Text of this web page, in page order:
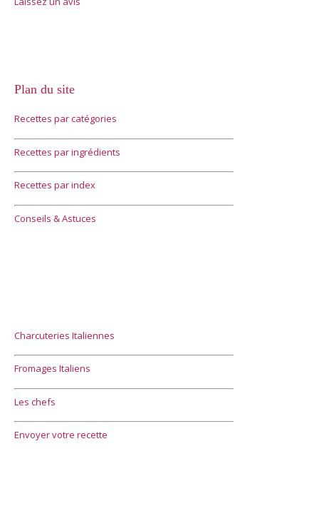
Plan du site
Recettes par catégories
Recettes par ingrédients
Recettes par index
Conseils & Astuces
Charcuteries Italiennes
Fromages Italiens
Les chefs
Envoyer votre recette